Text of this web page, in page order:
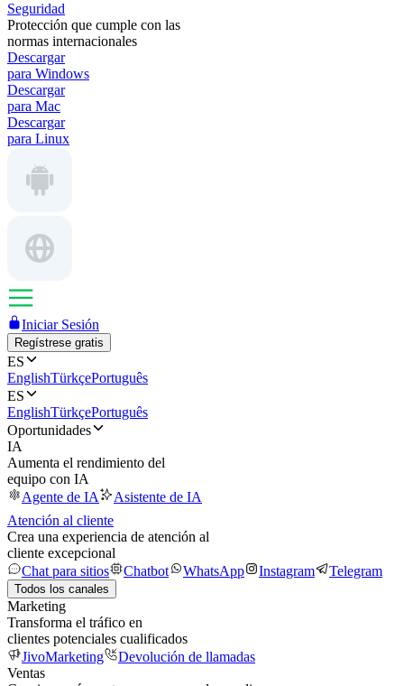
Seguridad
Protección que cumple con las
normas internacionales
Descargar
para Windows
Descargar
para Mac
Descargar
para Linux
Iniciar Sesión
Regístrese gratis
ES
EnglishTürkçePortuguês
ES
EnglishTürkçePortuguês
Oportunidades
IA
Aumenta el rendimiento del
equipo con IA
Agente de IA
Asistente de IA
Atención al cliente
Crea una experiencia de atención al
cliente excepcional
Chat para sitios
Chatbot WhatsApp Instagram Telegram
Todos los canales
Marketing
Transforma el tráfico en
clientes potenciales cualificados
JivoMarketing
Devolución de llamadas
Ventas